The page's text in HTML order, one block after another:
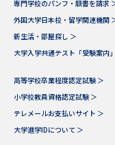
専門学校のパンフ・願書を請求
外国大学日本校・留学関連機関
新生活・部屋探し ＞
大学入学共通テスト「受験案内
高等学校卒業程度認定試験 ＞
小学校教員資格認定試験 ＞
テレメールお支払いサイト ＞
大学進学IDについて ＞